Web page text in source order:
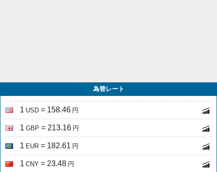
為替レート
1 USD = 158.46 円
1 GBP = 213.16 円
1 EUR = 182.61 円
1 CNY = 23.48 円